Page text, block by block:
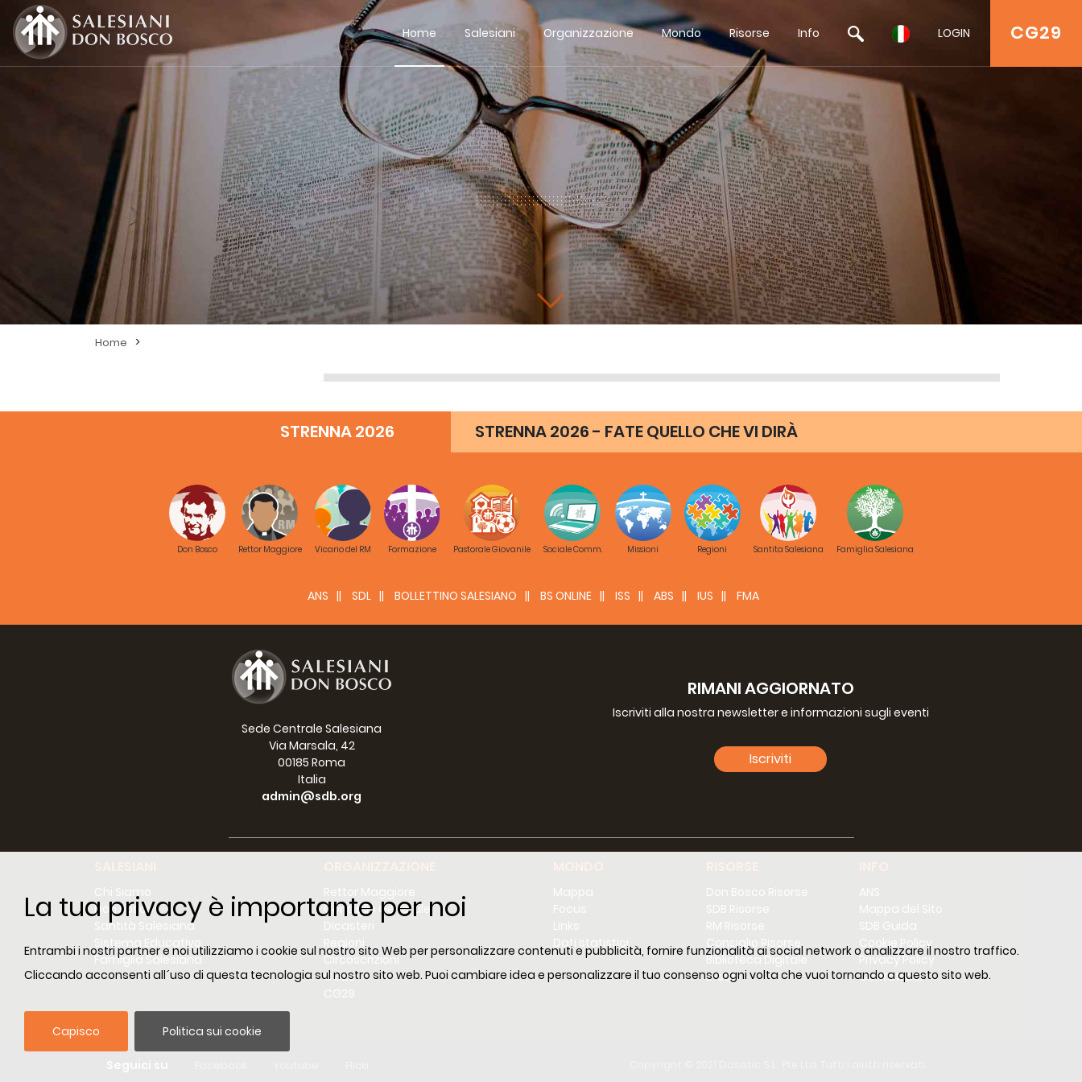
La tua privacy è importante per noi
Entrambi i nostri partner e noi utilizziamo i cookie sul nostro sito Web per personalizzare contenuti e pubblicità, fornire funzionalità ai social network o analizzare il nostro traffico.
Cliccando acconsenti all´uso di questa tecnologia sul nostro sito web. Puoi cambiare idea e personalizzare il tuo consenso ogni volta che vuoi tornando a questo sito web.
Capisco Politica sui cookie
CG29
Home Salesiani Organizzazione Mondo Risorse Info LOGIN
Home >
STRENNA 2026 STRENNA 2026 - FATE QUELLO CHE VI DIRÀ
Don Bosco Rettor Maggiore Vicario del RM Formazione Pastorale Giovanile Sociale Comm. Missioni Regioni Santita Salesiana Famiglia Salesiana
ANS SDL BOLLETTINO SALESIANO BS ONLINE ISS ABS IUS FMA
Sede Centrale Salesiana
Via Marsala, 42
00185 Roma
Italia
admin@sdb.org
RIMANI AGGIORNATO
Iscriviti alla nostra newsletter e informazioni sugli eventi
Iscriviti
Chi Siamo
Don Bosco
Santità Salesiana
Sistema Educativo
Famiglia Salesiana
Consiglio Generale
Regioni
Circoscrizioni
CG28
Dati statistici
Consiglio Risorse
Biblioteca Digitale
E-sdb
Cookie Policy
Privacy Policy
Contattaci